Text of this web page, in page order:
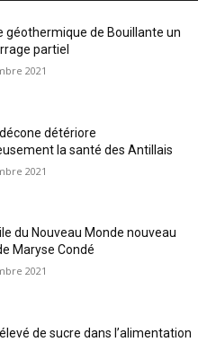
géothermique de Bouillante un
partiel
2021
détériore
la santé des Antillais
2021
du Nouveau Monde nouveau
Maryse Condé
2021
de sucre dans l’alimentation